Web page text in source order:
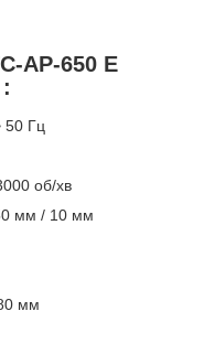
AP-650 E
50 Гц
об/хв
мм / 10 мм
мм